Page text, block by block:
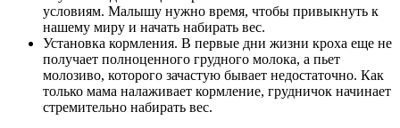
условиям. Малышу нужно время, чтобы привыкнуть к
нашему миру и начать набирать вес.
Установка кормления. В первые дни жизни кроха еще не
получает полноценного грудного молока, а пьет
молозиво, которого зачастую бывает недостаточно. Как
только мама налаживает кормление, грудничок начинает
стремительно набирать вес.